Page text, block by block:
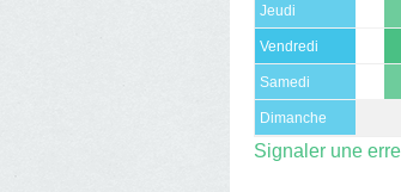
Jeudi
Vendredi
Samedi
Dimanche
Signaler une